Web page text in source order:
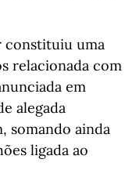
constituiu uma
relacionada com
em
alegada
somando ainda
ligada ao